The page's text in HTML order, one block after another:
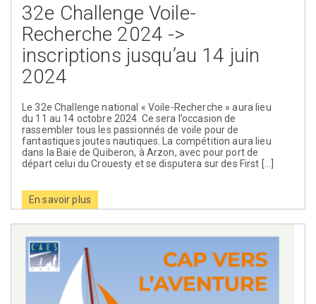
32e Challenge Voile-
Recherche 2024 ->
inscriptions jusqu’au 14 juin
2024
Le 32e Challenge national « Voile-Recherche » aura lieu
du 11 au 14 octobre 2024. Ce sera l’occasion de
rassembler tous les passionnés de voile pour de
fantastiques joutes nautiques. La compétition aura lieu
dans la Baie de Quiberon, à Arzon, avec pour port de
départ celui du Crouesty et se disputera sur des First […]
En savoir plus